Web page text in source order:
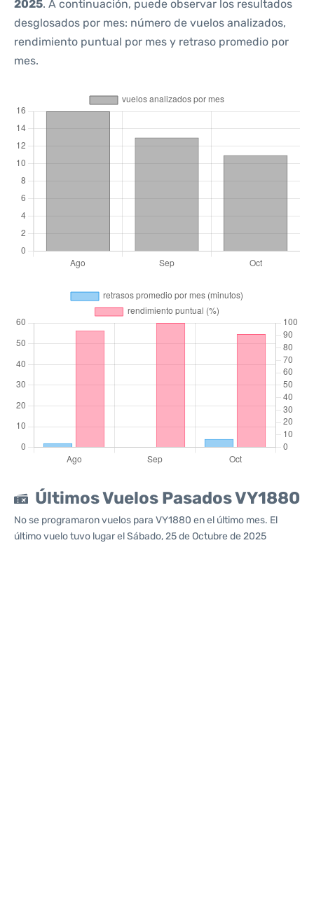
2025. A continuación, puede observar los resultados
desglosados por mes: número de vuelos analizados,
rendimiento puntual por mes y retraso promedio por
mes.
Últimos Vuelos Pasados VY1880
No se programaron vuelos para VY1880 en el último mes. El
último vuelo tuvo lugar el Sábado, 25 de Octubre de 2025